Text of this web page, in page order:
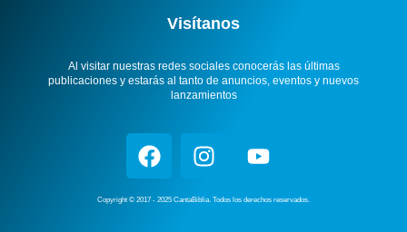
Visítanos
Al visitar nuestras redes sociales conocerás las últimas
publicaciones y estarás al tanto de anuncios, eventos y nuevos
lanzamientos
Copyright © 2017 - 2025 CantaBiblia. Todos los derechos reservados.